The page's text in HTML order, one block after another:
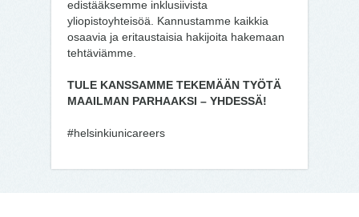
edistääksemme inklusiivista
yliopistoyhteisöä. Kannustamme kaikkia
osaavia ja eritaustaisia hakijoita hakemaan
tehtäviämme.
TULE KANSSAMME TEKEMÄÄN TYÖTÄ
MAAILMAN PARHAAKSI – YHDESSÄ!
#helsinkiunicareers